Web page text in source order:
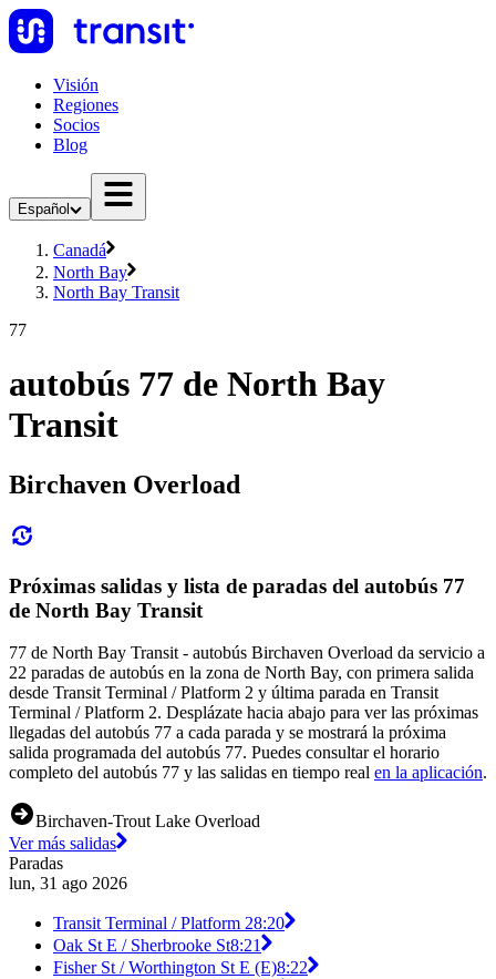
Visión
Regiones
Socios
Blog
Español
Canadá
North Bay
North Bay Transit
77
autobús 77 de North Bay
Transit
Birchaven Overload
Próximas salidas y lista de paradas del autobús 77
de North Bay Transit
77 de North Bay Transit - autobús Birchaven Overload da servicio a
22 paradas de autobús en la zona de North Bay, con primera salida
desde Transit Terminal / Platform 2 y última parada en Transit
Terminal / Platform 2. Desplázate hacia abajo para ver las próximas
llegadas del autobús 77 a cada parada y se mostrará la próxima
salida programada del autobús 77. Puedes consultar el horario
completo del autobús 77 y las salidas en tiempo real en la aplicación.
Birchaven-Trout Lake Overload
Ver más salidas
Paradas
lun, 31 ago 2026
Transit Terminal / Platform 28:20
Oak St E / Sherbrooke St8:21
Fisher St / Worthington St E (E)8:22